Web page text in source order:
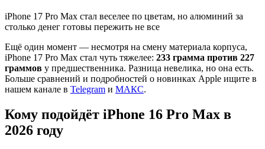
iPhone 17 Pro Max стал веселее по цветам, но алюминий за
столько денег готовы пережить не все
Ещё один момент — несмотря на смену материала корпуса,
iPhone 17 Pro Max стал чуть тяжелее: 233 грамма против 227
граммов у предшественника. Разница невелика, но она есть.
Больше сравнений и подробностей о новинках Apple ищите в
нашем канале в Telegram и МАКС.
Кому подойдёт iPhone 16 Pro Max в
2026 году